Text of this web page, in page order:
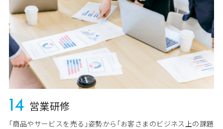
14 営業研修
｢商品やサービスを売る｣姿勢から｢お客さまのビジネス上の課題